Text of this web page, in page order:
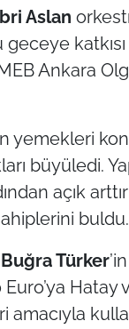
Aslan
Ankara
yemekleri
büyüledi.
açık
buldu.
Buğra Türker
Euro’ya